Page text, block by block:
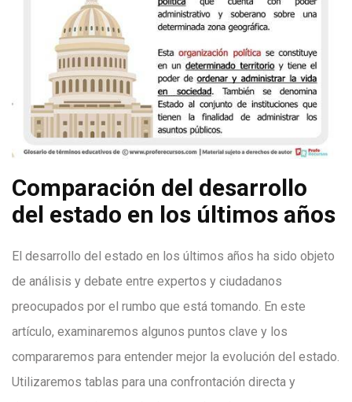
Comparación del desarrollo
del estado en los últimos años
El desarrollo del estado en los últimos años ha sido objeto
de análisis y debate entre expertos y ciudadanos
preocupados por el rumbo que está tomando. En este
artículo, examinaremos algunos puntos clave y los
compararemos para entender mejor la evolución del estado.
Utilizaremos tablas para una confrontación directa y